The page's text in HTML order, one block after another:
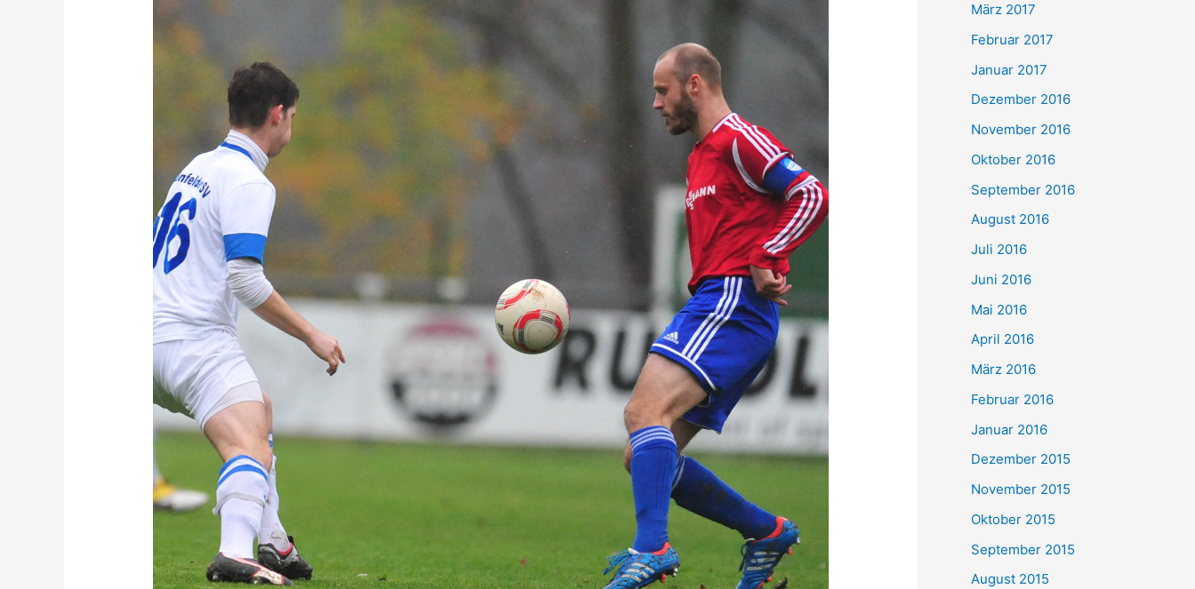
März 2017
Februar 2017
Januar 2017
Dezember 2016
November 2016
Oktober 2016
September 2016
August 2016
Juli 2016
Juni 2016
Mai 2016
April 2016
März 2016
Februar 2016
Januar 2016
Dezember 2015
November 2015
Oktober 2015
September 2015
August 2015